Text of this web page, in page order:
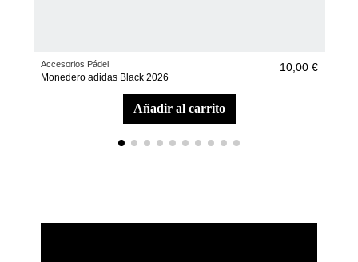
Accesorios Pádel
Monedero adidas Black 2026
10,00 €
añadir al carrito